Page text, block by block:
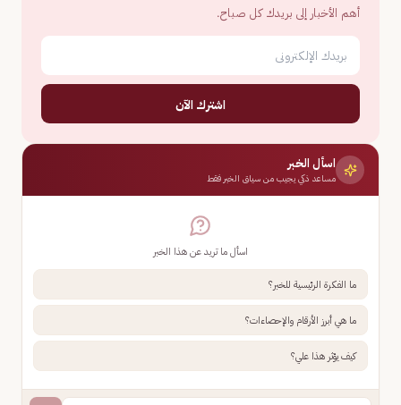
أهم الأخبار إلى بريدك كل صباح.
اشترك الآن
اسأل الخبر
مساعد ذكي يجيب من سياق الخبر فقط
اسأل ما تريد عن هذا الخبر
ما الفكرة الرئيسية للخبر؟
ما هي أبرز الأرقام والإحصاءات؟
كيف يؤثر هذا علي؟